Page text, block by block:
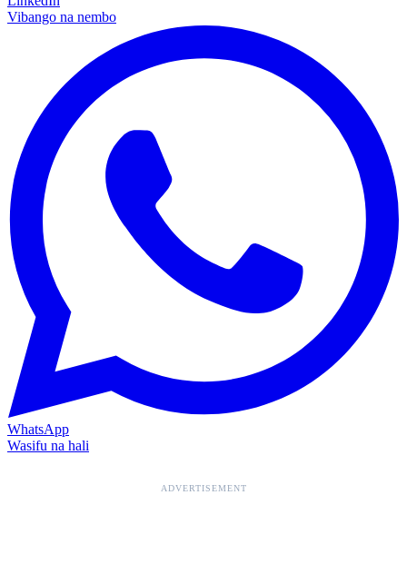
Vibango na nembo
WhatsApp
Wasifu na hali
ADVERTISEMENT